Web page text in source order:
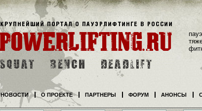
НОВОСТИ О ПРОЕКТЕ ПАРТНЕРЫ ФОРУМ АНОНСЫ